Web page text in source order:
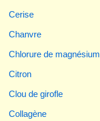
Cerise
Chanvre
Chlorure de magnésium
Citron
Clou de girofle
Collagène